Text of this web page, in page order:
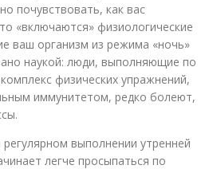
почувствовать, как вас
«включаются» физиологические
ваш организм из режима «ночь»
наукой: люди, выполняющие по
физических упражнений,
иммунитетом, редко болеют,
выполнении утренней
легче просыпаться по